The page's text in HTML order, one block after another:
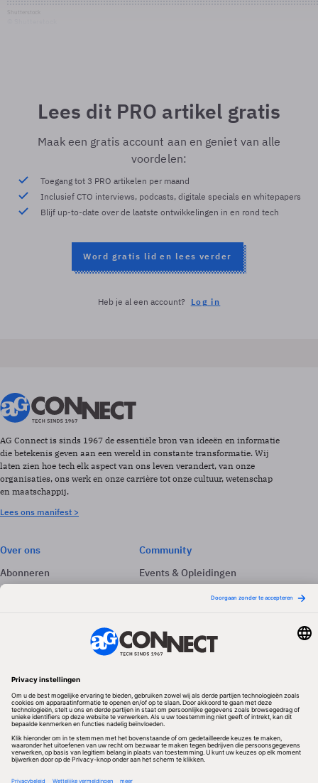
Lees dit PRO artikel gratis
Maak een gratis account aan en geniet van alle
voordelen:
Toegang tot 3 PRO artikelen per maand
Inclusief CTO interviews, podcasts, digitale specials en whitepapers
Blijf up-to-date over de laatste ontwikkelingen in en rond tech
Word gratis lid en lees verder
Heb je al een account? Log in
AG Connect is sinds 1967 de essentiële bron van ideeën en informatie
die betekenis geven aan een wereld in constante transformatie. Wij
laten zien hoe tech elk aspect van ons leven verandert, van onze
organisaties, ons werk en onze carrière tot onze cultuur, wetenschap
en maatschappij.
Lees ons manifest >
Over ons
Abonneren
Adverteren
Community
Events & Opleidingen
Nieuwsbrieven
Volg ons
Redactionele partner